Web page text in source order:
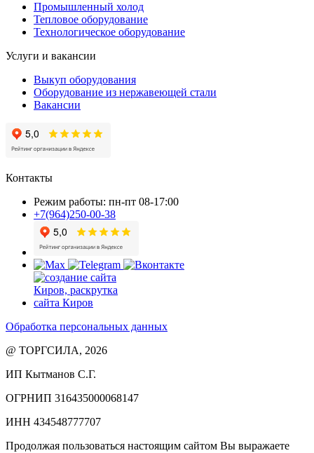
Промышленный холод
Тепловое оборудование
Технологическое оборудование
Услуги и вакансии
Выкуп оборудования
Оборудование из нержавеющей стали
Вакансии
Контакты
Режим работы: пн-пт 08-17:00
+7(964)250-00-38
Обработка персональных данных
@ ТОРГСИЛА, 2026
ИП Кытманов С.Г.
ОГРНИП 316435000068147
ИНН 434548777707
Продолжая пользоваться настоящим сайтом Вы выражаете